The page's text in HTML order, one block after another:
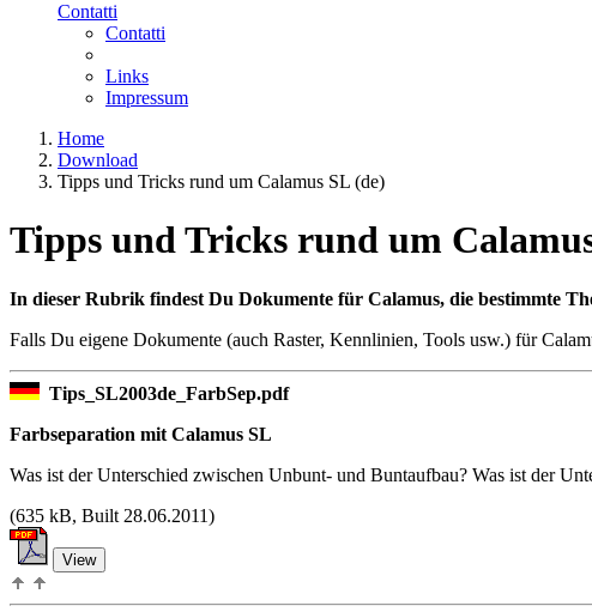
Contatti
Contatti
Links
Impressum
Home
Download
Tipps und Tricks rund um Calamus SL (de)
Tipps und Tricks rund um
In dieser Rubrik findest Du Dokumente für Calamus, die bestimmte
Falls Du eigene Dokumente (auch Raster, Kennlinien, Tools usw.) für
Tips_SL2003de_FarbSep.pdf
Farbseparation mit Calamus SL
Was ist der Unterschied zwischen Unbunt- und Buntaufbau? Was ist der
(635 kB, Built 28.06.2011)